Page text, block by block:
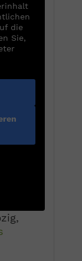
die
Sie,